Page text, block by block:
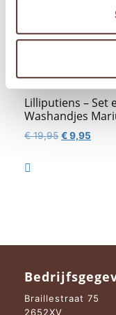
Lilliputiens – Set
Washandjes
€19,95 €9,95

Braillestraat 75
2652XV